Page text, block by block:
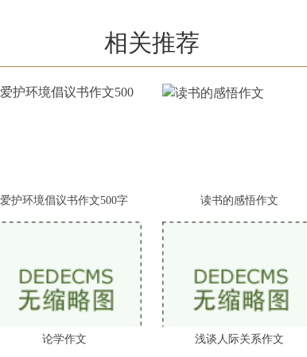
相关推荐
爱护环境倡议书作文500字 读书的感悟作文
论学作文 浅谈人际关系作文